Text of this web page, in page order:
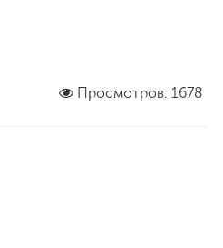
Просмотров: 1678